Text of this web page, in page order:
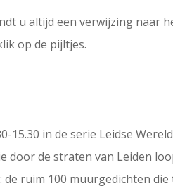
u altijd een verwijzing naar
op de pijltjes.
15.30 in de serie Leidse
door de straten van Leiden
ruim 100 muurgedichten